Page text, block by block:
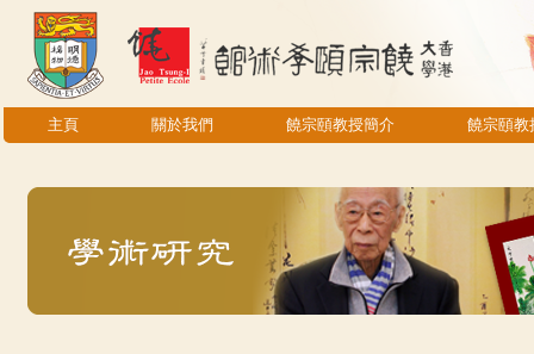
主頁 關於我們 饒宗頤教授簡介 饒宗頤教